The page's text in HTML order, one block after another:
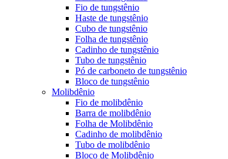
Fio de tungstênio
Haste de tungstênio
Cubo de tungstênio
Folha de tungstênio
Cadinho de tungstênio
Tubo de tungstênio
Pó de carboneto de tungstênio
Bloco de tungstênio
Molibdênio
Fio de molibdênio
Barra de molibdênio
Folha de Molibdênio
Cadinho de molibdênio
Tubo de molibdênio
Bloco de Molibdênio